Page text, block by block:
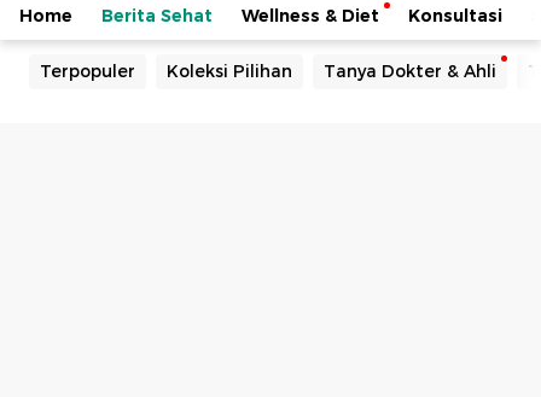
Home Berita Sehat Wellness & Diet Konsultasi
Terpopuler Koleksi Pilihan Tanya Dokter & Ahli